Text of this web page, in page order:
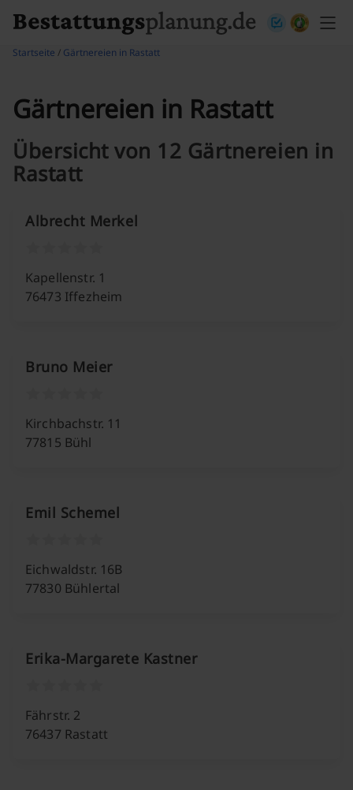
Startseite / Gärtnereien in Rastatt
Gärtnereien in Rastatt
Übersicht von 12 Gärtnereien in
Rastatt
Albrecht Merkel
Kapellenstr. 1
76473 Iffezheim
Bruno Meier
Kirchbachstr. 11
77815 Bühl
Emil Schemel
Eichwaldstr. 16B
77830 Bühlertal
Erika-Margarete Kastner
Fährstr. 2
76437 Rastatt